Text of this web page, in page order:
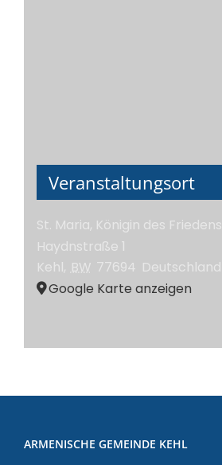
Veranstaltungsort
St. Maria, Königin des Friedens
Haydnstraße 1
Kehl, BW 77694 Deutschland
Google Karte anzeigen
ARMENISCHE GEMEINDE KEHL